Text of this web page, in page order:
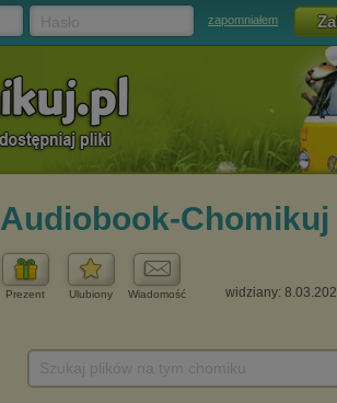
zapomniałem
Audiobook-Chomikuj
Prezent Ulubiony Wiadomość widziany: